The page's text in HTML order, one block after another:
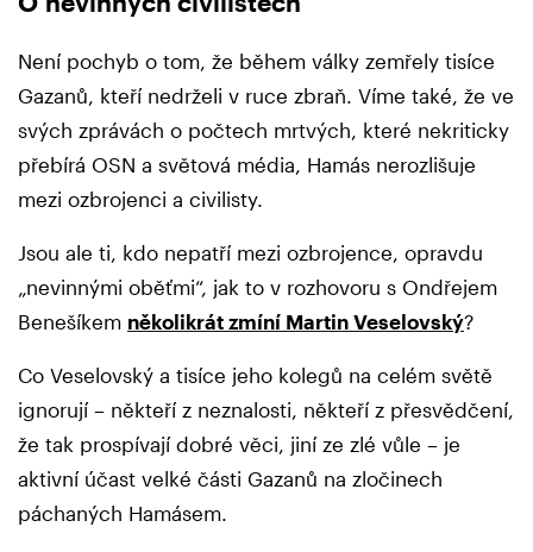
Není pochyb o tom, že během války zemřely tisíce
Gazanů, kteří nedrželi v ruce zbraň. Víme také, že ve
svých zprávách o počtech mrtvých, které nekriticky
přebírá OSN a světová média, Hamás nerozlišuje
mezi ozbrojenci a civilisty.
Jsou ale ti, kdo nepatří mezi ozbrojence, opravdu
„nevinnými oběťmi“, jak to v rozhovoru s Ondřejem
Benešíkem několikrát zmíní Martin Veselovský?
Co Veselovský a tisíce jeho kolegů na celém světě
ignorují – někteří z neznalosti, někteří z přesvědčení,
že tak prospívají dobré věci, jiní ze zlé vůle – je
aktivní účast velké části Gazanů na zločinech
páchaných Hamásem.